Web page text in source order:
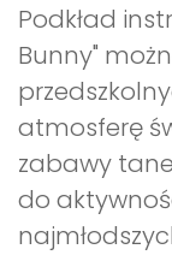
Podkład
Bunny"
atmosferę
zabawy
do